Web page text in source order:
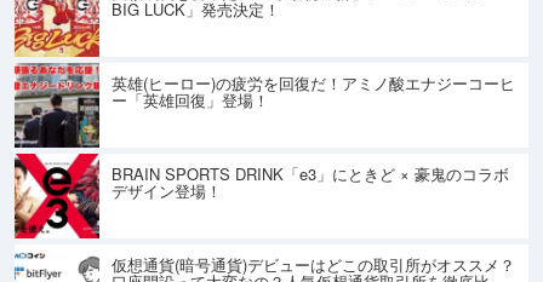
BIG LUCK」発売決定！
英雄(ヒーロー)の疲労を回復だ！アミノ酸エナジーコーヒ
ー「英雄回復」登場！
BRAIN SPORTS DRINK「e3」にときど × 豪鬼のコラボ
デザイン登場！
仮想通貨(暗号通貨)デビューはどこの取引所がオススメ？